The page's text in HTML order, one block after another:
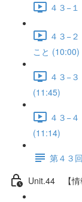
４３−
４３−
こと (10:00)
４３−
(11:45)
４３−
(11:14)
第４３
Unit.44 【情